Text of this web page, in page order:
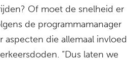
Of moet de snelheid er
de programmamanager
aspecten die allemaal invloed
“Dus laten we